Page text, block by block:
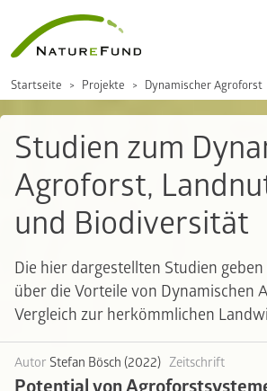
Startseite Projekte Dynamischer Agroforst
Studien zum
Agroforst,
und Biodiversität
Die hier dargestellten Studien
über die Vorteile von Dynamischen
Vergleich zur herkömmlichen
Autor Stefan Bösch (2022) Zeitschrift